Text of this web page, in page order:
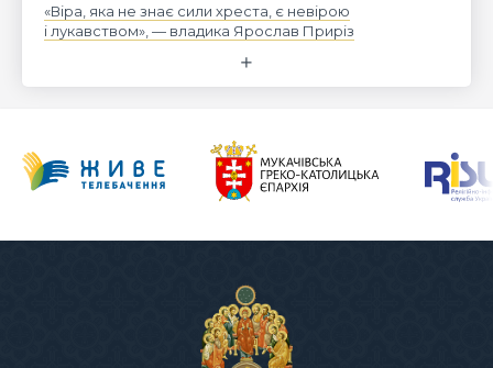
«Віра, яка не знає сили хреста, є невірою
і лукавством», — владика Ярослав Приріз